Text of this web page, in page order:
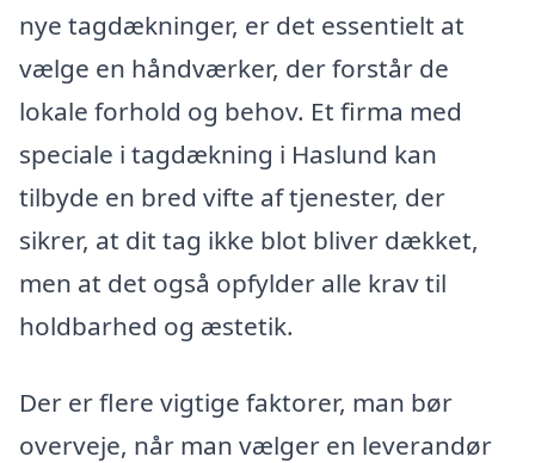
nye tagdækninger, er det essentielt at
vælge en håndværker, der forstår de
lokale forhold og behov. Et firma med
speciale i tagdækning i Haslund kan
tilbyde en bred vifte af tjenester, der
sikrer, at dit tag ikke blot bliver dækket,
men at det også opfylder alle krav til
holdbarhed og æstetik.
Der er flere vigtige faktorer, man bør
overveje, når man vælger en leverandør